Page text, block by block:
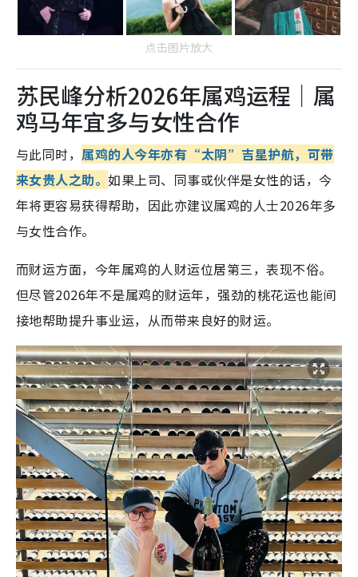
点击图片放大
苏民峰分析2026年属鸡运程｜属
鸡马年宜多与女性合作
与此同时，属鸡的人今年亦有“太阴”吉星护航，可带
来女贵人之助。如果上司、同事或伙伴是女性的话，今
年将更容易获得帮助，因此亦建议属鸡的人士2026年多
与女性合作。
而财运方面，今年属鸡的人财运位居第三，表现不俗。
但尽管2026年不是属鸡的财运年，强劲的桃花运也能间
接地帮助提升事业运，从而带来良好的财运。